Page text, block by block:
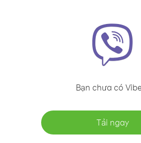
Bạn chưa có
Tải ngay